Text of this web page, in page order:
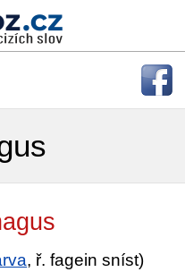
, ř. fagein sníst)